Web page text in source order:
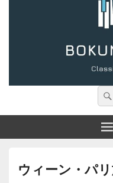
検
索:
ウィーン・パ